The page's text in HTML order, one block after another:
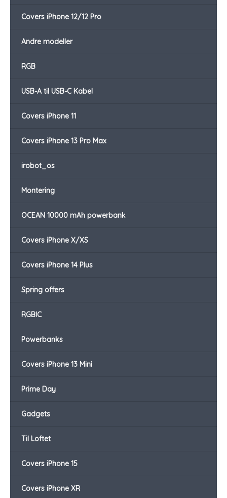
Covers iPhone 12/12 Pro
Andre modeller
RGB
USB-A til USB-C Kabel
Covers iPhone 11
Covers iPhone 13 Pro Max
irobot_os
Montering
OCEAN 10000 mAh powerbank
Covers iPhone X/XS
Covers iPhone 14 Plus
Spring offers
RGBIC
Powerbanks
Covers iPhone 13 Mini
Prime Day
Gadgets
Til Loftet
Covers iPhone 15
Covers iPhone XR